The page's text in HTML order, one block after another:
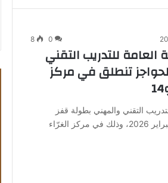
0
8
للتدريب التقني
تنطلق في مركز
التقني والمهني بطولة قفز
الحواجز يومي 13 و14 فبراير 2026، وذلك في مركز الغرّاء